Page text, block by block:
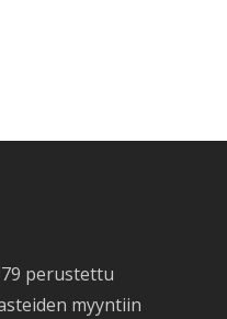
perustettu
myyntiin